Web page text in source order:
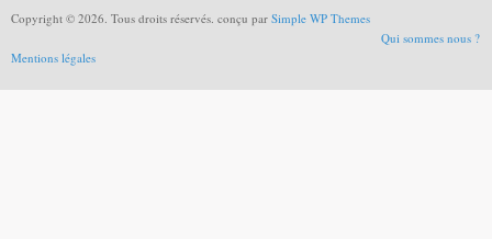
Copyright © 2026. Tous droits réservés. conçu par Simple WP Themes
Qui sommes nous ?
Mentions légales